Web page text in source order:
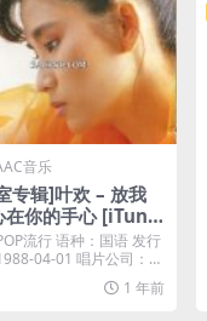
音乐
专辑]叶欢 – 放我
在你的手心 [iTune
M4A]
流行 语种：国语 发行
04-01 唱片公司：华
1 年前